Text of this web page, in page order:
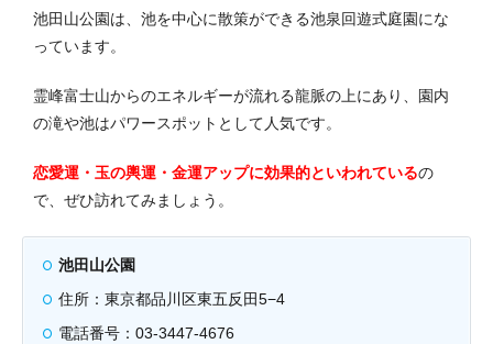
池田山公園は、池を中心に散策ができる池泉回遊式庭園にな
っています。
霊峰富士山からのエネルギーが流れる龍脈の上にあり、園内
の滝や池はパワースポットとして人気です。
恋愛運・玉の輿運・金運アップに効果的といわれているの
で、ぜひ訪れてみましょう。
池田山公園
住所：東京都品川区東五反田5−4
電話番号：03-3447-4676